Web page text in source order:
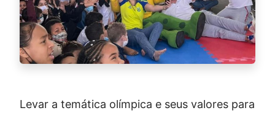
Levar a temática olímpica e seus valores para